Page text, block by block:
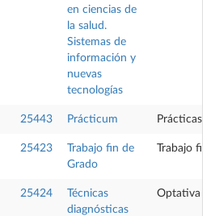
en ciencias de
la salud.
Sistemas de
información y
nuevas
tecnologías
25443 Prácticum Prácticas
25423
Trabajo fin de
Grado
Trabajo fin
25424
Técnicas
diagnósticas
Optativa